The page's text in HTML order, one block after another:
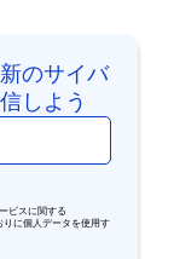
のサイバ
しよう
ビスに関する
りに個人データを使用す